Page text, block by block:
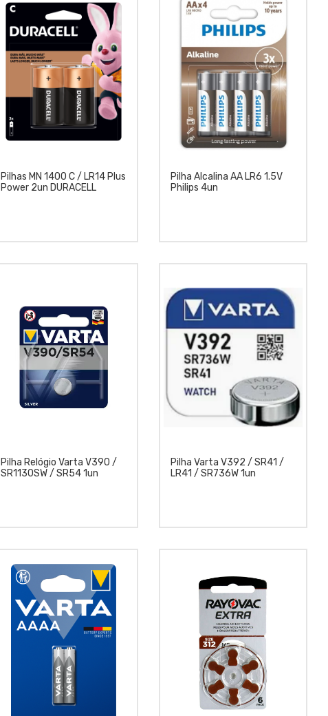
Pilhas MN 1400 C / LR14 Plus
Power 2un DURACELL
Pilha Alcalina AA LR6 1.5V
Philips 4un
Pilha Relógio Varta V390 /
SR1130SW / SR54 1un
Pilha Varta V392 / SR41 /
LR41 / SR736W 1un